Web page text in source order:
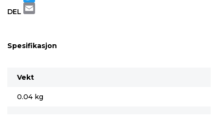
DEL
Twitter
Email
Spesifikasjon
Vekt
0.04 kg